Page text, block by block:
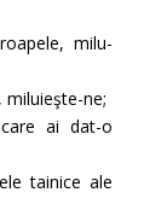
milu­
miluieşte-ne;
ai dat-o
tainice ale